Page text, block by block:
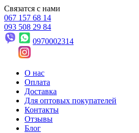
Связатся с нами
067 157 68 14
093 508 29 84
0970002314
О нас
Оплата
Доставка
Для оптовых покупателей
Контакты
Отзывы
Блог